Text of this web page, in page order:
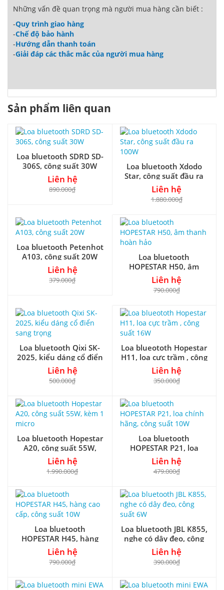
Những vấn đề quan trọng mà người mua hàng cần biết :
-Quy trình giao hàng
-Chế độ bảo hành
-Hướng dẫn thanh toán
-Giải đáp các thắc mắc của người mua hàng
Sản phẩm liên quan
Loa bluetooth SDRD SD-
306S, công suất 30W
Liên hệ
890.000₫
Loa bluetooth Xdodo
Star, công suất đầu ra
100W
Liên hệ
1.880.000₫
Loa bluetooth Petenhot
A103, công suất 20W
Liên hệ
379.000₫
Loa bluetooth
HOPESTAR H50, âm
thanh hoàn hảo
Liên hệ
790.000₫
Loa bluetooth Qixi SK-
2025, kiểu dáng cổ điển
sang trọng
Liên hệ
500.000₫
Loa blueototh Hopestar
H11, loa cực trầm , công
suất 16W
Liên hệ
350.000₫
Loa bluetooth Hopestar
A20, công suất 55W,
kèm 1 micro
Liên hệ
1.990.000₫
Loa bluetooth
HOPESTAR P21, loa
chính hãng, công suất
10W
Liên hệ
479.000₫
Loa bluetooth
HOPESTAR H45, hàng
cao cấp, công suất 10W
Liên hệ
790.000₫
Loa bluetooth JBL K855,
nghe có dây đeo, công
suất 6W
Liên hệ
390.000₫